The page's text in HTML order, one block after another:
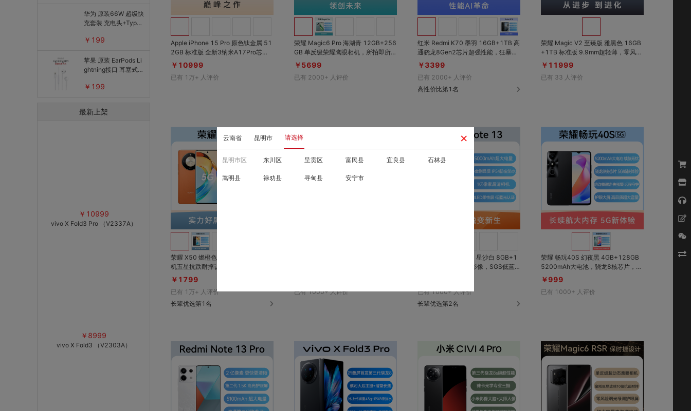
×
云南省 昆明市 请选择
昆明市区 东川区 呈贡区 富民县 宜良县 石林县
嵩明县 禄劝县 寻甸县 安宁市
华为 原装66W 超级快
充套装 充电头+Type-
￥199
苹果 原装 EarPods Li
ghtning接口 耳塞式
￥199
最新上架
￥10999
vivo X Fold3 Pro （V2337A）
￥8999
vivo X Fold3 （V2303A）
Apple iPhone 15 Pro 原色钛金属 51
2GB 标准版 全新3纳米A17Pro芯
片；3倍光学变焦Pro级摄像头；Pro
金属边框；全新操作按钮
￥10999
已有 1万+ 人评价
荣耀 Magic6 Pro 海湖青 12GB+256
GB 单反级荣耀鹰眼相机，所拍即所
见；荣耀巨犀玻璃，10倍抗跌能力；
续航体验；支持卫星实时语音、双向
￥5699
已有 2000+ 人评价
红米 Redmi K70 墨羽 16GB+1TB 高
通骁龙8Gen2芯片超强性能，狂暴引
擎3.0，超强游戏体验；第二代2k高
澎湃OS
￥3399
已有 2000+ 人评价
高性价比第1名
荣耀 Magic V2 至臻版 雅黑色 16GB
+1TB 标准版 9.9mm超轻薄，零风险
调光护眼双屏，5000mAh青海湖电
￥11999
已有 33 人评价
荣耀 X50 燃橙色 12GB+256GB 整
机五星抗跌耐摔认证；5800mAh超
耐久长续航；1.08亿像素旗舰主摄超
￥1799
已有 1万+ 人评价
长辈优选第1名
已有1000+人评价
红米 Redmi Note 13 星沙白 8GB+1
已有1000+人评价
长辈优选第2名
荣耀 畅玩40S 幻夜黑 4GB+128GB
5200mAh大电池，骁龙8核芯片，防
诈提醒走失预警，6.56英寸高清护眼
￥999
已有 1000+ 人评价